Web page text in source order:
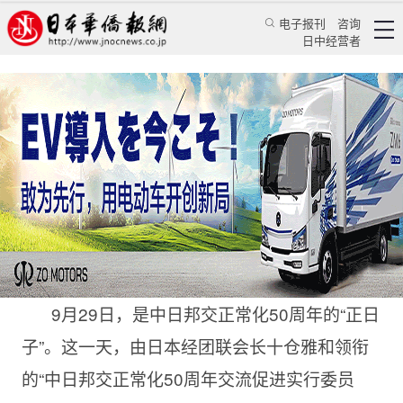
电子报刊
咨询
日中经营者
“以民促官”势必契合和推进新时代的中日关系
蒋丰 特辑 华文汇萃
《人民日报海外版》日本月刊 2022/9/30 14:21:25
9月29日，是中日邦交正常化50周年的“正日
子”。这一天，由日本经团联会长十仓雅和领衔
的“中日邦交正常化50周年交流促进实行委员